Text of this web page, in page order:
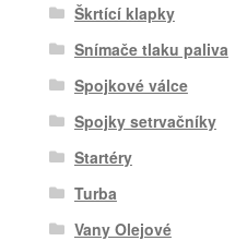
Škrtící klapky
Snímače tlaku paliva
Spojkové válce
Spojky setrvačníky
Startéry
Turba
Vany Olejové